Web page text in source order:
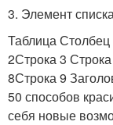
3. Элемент
Таблица
2Строка 3
8Строка 9
50 способов
себя новые